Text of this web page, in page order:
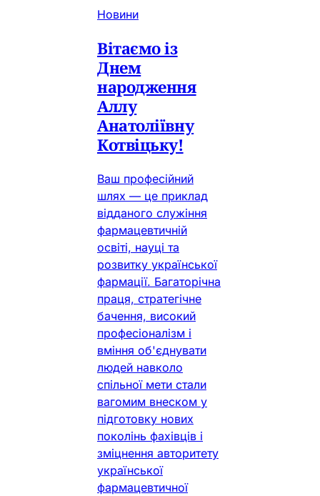
Новини
Вітаємо із
Днем
народження
Аллу
Анатоліївну
Котвіцьку!
Ваш професійний
шлях — це приклад
відданого служіння
фармацевтичній
освіті, науці та
розвитку української
фармації. Багаторічна
праця, стратегічне
бачення, високий
професіоналізм і
вміння об'єднувати
людей навколо
спільної мети стали
вагомим внеском у
підготовку нових
поколінь фахівців і
зміцнення авторитету
української
фармацевтичної